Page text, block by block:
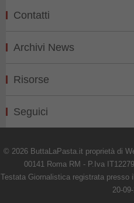
Contatti
Archivi News
Risorse
Seguici
© 2026 ButtaLaPasta.it proprietà di
00141 Roma RM - P.Iva
Testata Giornalistica registrata presso
20-